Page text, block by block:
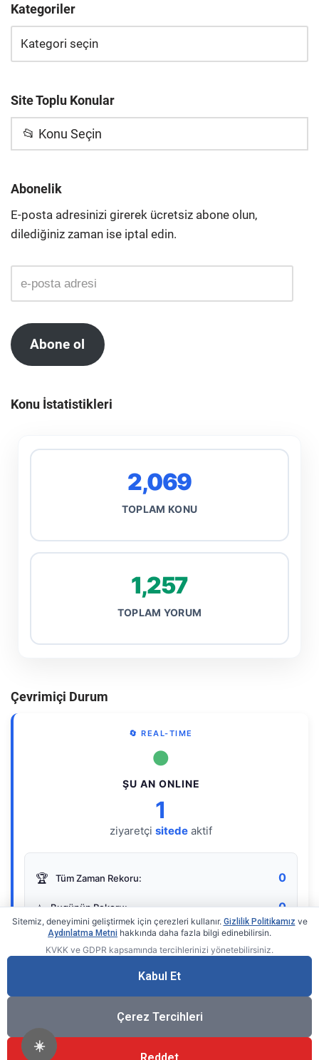
☀️
Kategoriler
Site Toplu Konular
📂 Konu Seçin
Abonelik
E-posta adresinizi girerek ücretsiz abone olun,
dilediğiniz zaman ise iptal edin.
Abone ol
Konu İstatistikleri
2,069
TOPLAM KONU
1,257
TOPLAM YORUM
Çevrimiçi Durum
🔄 REAL-TIME
●
ŞU AN ONLINE
1
ziyaretçi sitede aktif
🏆 Tüm Zaman Rekoru: 0
⭐ Bugünün Rekoru: 0
Gerçek zamanlı sayaç
Sitemiz, deneyimini geliştirmek için çerezleri kullanır. Gizlilik Politikamız ve
Aydınlatma Metni hakkında daha fazla bilgi edinebilirsin.
KVKK ve GDPR kapsamında tercihlerinizi yönetebilirsiniz.
Kabul Et
Çerez Tercihleri